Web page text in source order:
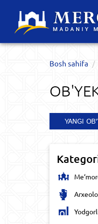
Bosh sahifa
YANGI